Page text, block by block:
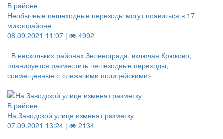
В районе
Необычные пешеходные переходы могут появиться в 17
микрорайоне
08.09.2021 11:07 |
4992
В нескольких районах Зеленограда, включая Крюково,
планируется разместить пешеходные переходы,
совмещённые с «лежачими полицейскими»
В районе
На Заводской улице изменят разметку
07.09.2021 13:24 |
2134